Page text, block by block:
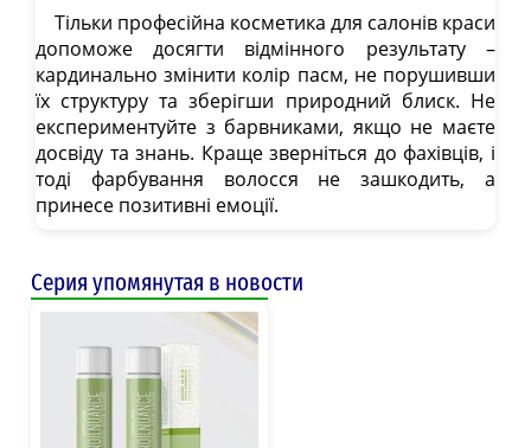
Тільки професійна косметика для салонів краси
допоможе досягти відмінного результату –
кардинально змінити колір пасм, не порушивши
їх структуру та зберігши природний блиск. Не
експериментуйте з барвниками, якщо не маєте
досвіду та знань. Краще зверніться до фахівців, і
тоді фарбування волосся не зашкодить, а
принесе позитивні емоції.
Серия упомянутая в новости